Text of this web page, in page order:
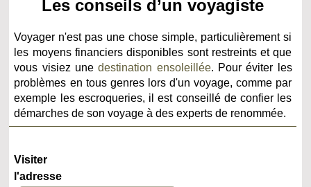
Les conseils d’un voyagiste
Voyager n'est pas une chose simple, particulièrement si
les moyens financiers disponibles sont restreints et que
vous visiez unedestination ensoleillée. Pour éviter les
problèmes en tous genres lors d'un voyage, comme par
exemple les escroqueries, il est conseillé de confier les
démarches de son voyage à des experts de renommée.
Visiter
l'adresse